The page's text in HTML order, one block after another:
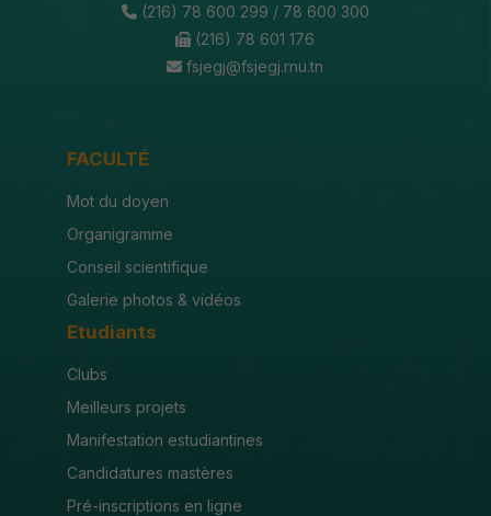
(216) 78 600 299 / 78 600 300
(216) 78 601 176
fsjegj@fsjegj.rnu.tn
FACULTÉ
Mot du doyen
Organigramme
Conseil scientifique
Galerie photos & vidéos
Etudiants
Clubs
Meilleurs projets
Manifestation estudiantines
Candidatures mastères
Pré-inscriptions en ligne